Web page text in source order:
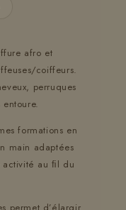
afro et
coiffeurs.
perruques
formations en
main adaptées
activité au ﬁl du